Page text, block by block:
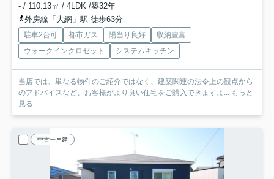
- / 110.13㎡ / 4LDK /築32年
外房線「大網」駅 徒歩63分
駐車2台可 都市ガス 陽当り良好
収納豊富
ウォークインクロゼット
システムキッチン
当店では、単なる物件のご紹介ではなく、建築関連の法令上の観点から
のアドバイスなど、お客様がより良い住宅をご購入できますよ...
もっと
見る
中古一戸建